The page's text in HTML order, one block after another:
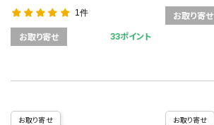
1件
お取り寄せ 33ポイント
お取り寄せ
お取り寄せ お取り寄せ